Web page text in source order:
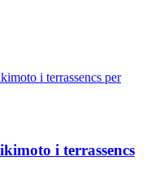
i terrassencs